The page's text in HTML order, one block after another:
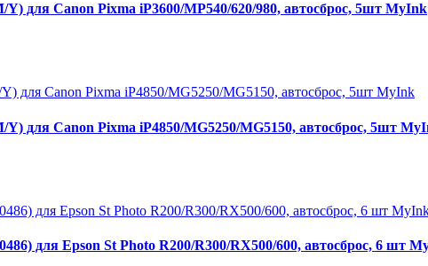
Canon Pixma iP3600/MP540/620/980, автосброс, 5шт MyInk
Canon Pixma iP4850/MG5250/MG5150, автосброс, 5шт
для Epson St Photo R200/R300/RX500/600, автосброс, 6 шт